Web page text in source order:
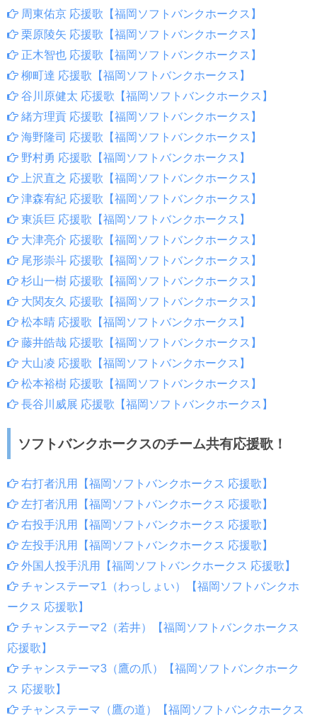
周東佑京 応援歌【福岡ソフトバンクホークス】
栗原陵矢 応援歌【福岡ソフトバンクホークス】
正木智也 応援歌【福岡ソフトバンクホークス】
柳町達 応援歌【福岡ソフトバンクホークス】
谷川原健太 応援歌【福岡ソフトバンクホークス】
緒方理貢 応援歌【福岡ソフトバンクホークス】
海野隆司 応援歌【福岡ソフトバンクホークス】
野村勇 応援歌【福岡ソフトバンクホークス】
上沢直之 応援歌【福岡ソフトバンクホークス】
津森宥紀 応援歌【福岡ソフトバンクホークス】
東浜巨 応援歌【福岡ソフトバンクホークス】
大津亮介 応援歌【福岡ソフトバンクホークス】
尾形崇斗 応援歌【福岡ソフトバンクホークス】
杉山一樹 応援歌【福岡ソフトバンクホークス】
大関友久 応援歌【福岡ソフトバンクホークス】
松本晴 応援歌【福岡ソフトバンクホークス】
藤井皓哉 応援歌【福岡ソフトバンクホークス】
大山凌 応援歌【福岡ソフトバンクホークス】
松本裕樹 応援歌【福岡ソフトバンクホークス】
長谷川威展 応援歌【福岡ソフトバンクホークス】
ソフトバンクホークスのチーム共有応援歌！
右打者汎用【福岡ソフトバンクホークス 応援歌】
左打者汎用【福岡ソフトバンクホークス 応援歌】
右投手汎用【福岡ソフトバンクホークス 応援歌】
左投手汎用【福岡ソフトバンクホークス 応援歌】
外国人投手汎用【福岡ソフトバンクホークス 応援歌】
チャンステーマ1（わっしょい）【福岡ソフトバンクホ
ークス 応援歌】
チャンステーマ2（若井）【福岡ソフトバンクホークス
応援歌】
チャンステーマ3（鷹の爪）【福岡ソフトバンクホーク
ス 応援歌】
チャンステーマ（鷹の道）【福岡ソフトバンクホークス